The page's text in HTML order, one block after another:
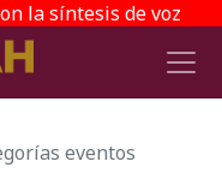
la síntesis de voz
eventos